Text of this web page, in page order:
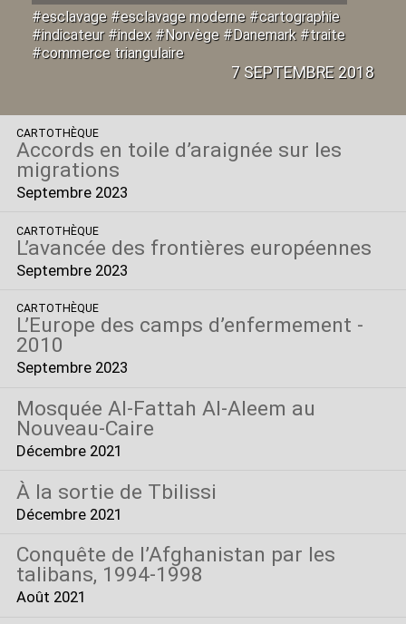
#esclavage #esclavage moderne #cartographie
#indicateur #index #Norvège #Danemark #traite
#commerce triangulaire
7 SEPTEMBRE 2018
CARTOTHÈQUE
Accords en toile d’araignée sur les
migrations
Septembre 2023
CARTOTHÈQUE
L’avancée des frontières européennes
Septembre 2023
CARTOTHÈQUE
L’Europe des camps d’enfermement -
2010
Septembre 2023
Mosquée Al-Fattah Al-Aleem au
Nouveau-Caire
Décembre 2021
À la sortie de Tbilissi
Décembre 2021
Conquête de l’Afghanistan par les
talibans, 1994-1998
Août 2021